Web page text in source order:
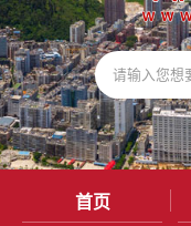
首页